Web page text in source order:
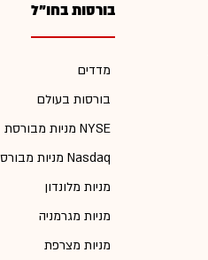
בורסות בחו"ל
מדדים
בורסות בעולם
מניות מבורסת NYSE
מניות מבורסת Nasdaq
מניות מלונדון
מניות מגרמניה
מניות מצרפת